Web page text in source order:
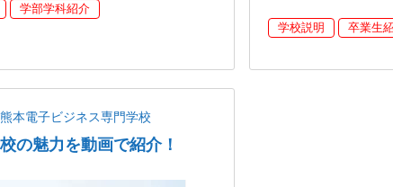
学部学科紹介
学校説明 卒業生
熊本電子ビジネス専門学校
の魅力を動画で紹介！